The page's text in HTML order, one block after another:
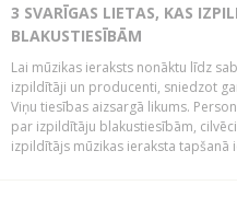
3 SVARĪGAS LIETAS, KAS
BLAKUSTIESĪBĀM
Lai mūzikas ieraksts nonāktu līdz
izpildītāji un producenti, sniedzot
Viņu tiesības aizsargā likums.
par izpildītāju blakustiesībām,
izpildītājs mūzikas ieraksta tapšanā